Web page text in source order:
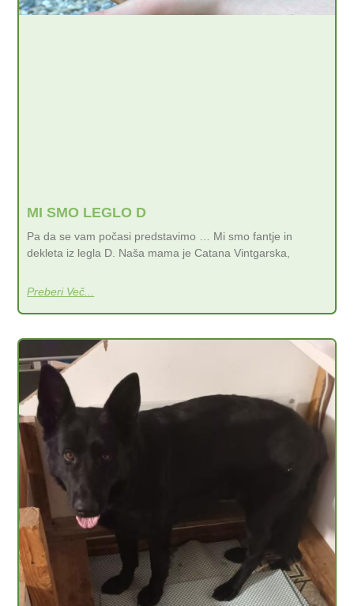
MI SMO LEGLO D
Pa da se vam počasi predstavimo … Mi smo fantje in
dekleta iz legla D. Naša mama je Catana Vintgarska,
Preberi Več...